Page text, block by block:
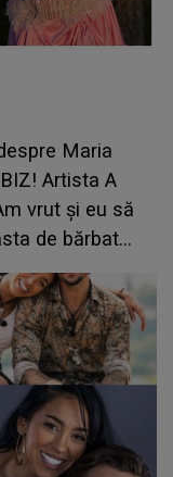
Maria
Artista A
vrut și eu să
de bărbat